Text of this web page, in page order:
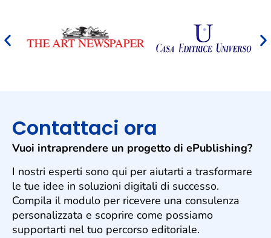
Contattaci ora
Vuoi intraprendere un progetto di ePublishing?
I nostri esperti sono qui per aiutarti a trasformare
le tue idee in soluzioni digitali di successo.
Compila il modulo per ricevere una consulenza
personalizzata e scoprire come possiamo
supportarti nel tuo percorso editoriale.